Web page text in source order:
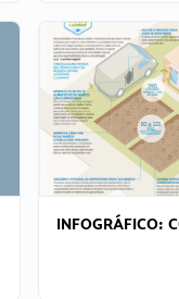
INFOGRÁFICO: